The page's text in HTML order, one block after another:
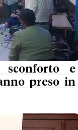
sconforto e
preso in